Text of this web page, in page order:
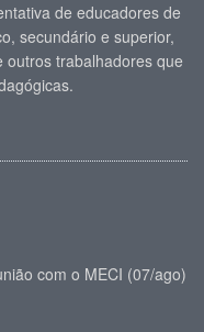
de educadores de
secundário e superior,
outros trabalhadores que
com o MECI (07/ago)